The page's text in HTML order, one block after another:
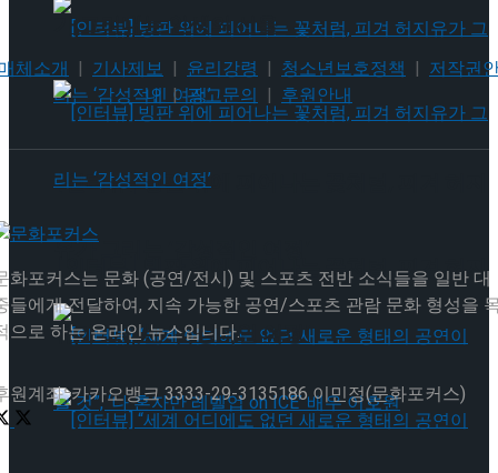
[인터뷰] 빙판 위에 피어나는 꽃처럼, 피겨 허지
유가 그리는 ‘감성적인 여정’
가 그려내는 인생의 선율
[인터뷰] 빙판 위에 피어나는 꽃처럼, 피겨 허지
유가 그리는 ‘감성적인 여정’
체소개 | 기사제보 | 윤리강령 | 청소년보호정책 | 저작권
내|광고문의 | 후원안내
화포커스는 문화 (공연/전시) 및 스포츠 전반 소식들을 일반 대
들에게 전달하여, 지속 가능한 공연/스포츠 관람 문화 형성을
으로 하는 온라인 뉴스입니다.
원계좌: 카카오뱅크 3333-29-3135186 이민정(문화포커스)